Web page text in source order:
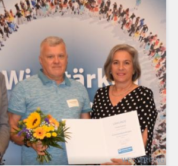
WEISSER RING